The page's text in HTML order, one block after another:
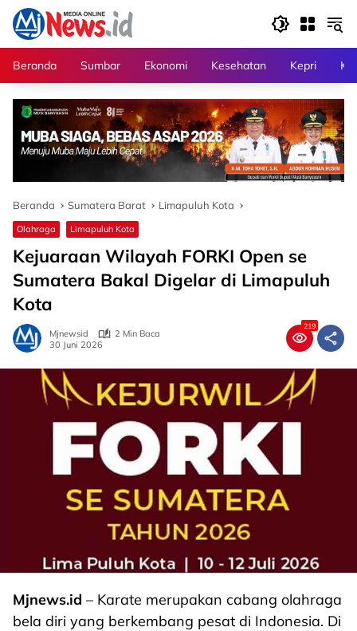
Langsung
konten
Beranda
Sumbar Ekonomi Kesehatan Kepri
Beranda Sumatera Barat Limapuluh Kota
Olahraga Limapuluh Kota
Kejuaraan Wilayah FORKI Open se
Sumatera Bakal Digelar di Limapuluh
Kota
Mjnewsid
2 Min Baca
30 Juni 2026
219
Mjnews.id – Karate merupakan cabang olahraga
bela diri yang berkembang pesat di Indonesia. Di